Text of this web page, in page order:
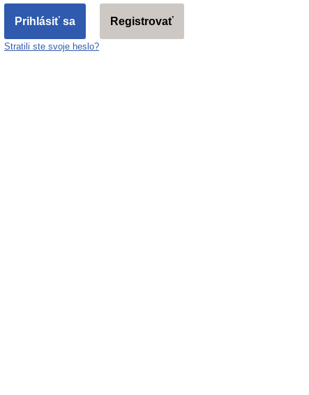
Registrovať
Stratili ste svo­je heslo?